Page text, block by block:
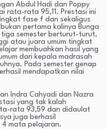
Abdul Hadi dan Poppy
rata-rata 95,11. Prestasi ini
fase f dan sekaligus
pertama kalinya Bunga
tiga semester berturut-turut,
atau juara umum tingkat
membuahkan hasil yang
dari kepala madrasah
Pada semester genap
mendapatkan nilai
Indra Cahyadi dan Nazra
yang tak kalah
rata 93,59 dan didaulat
juga berhasil
mata pelajaran.